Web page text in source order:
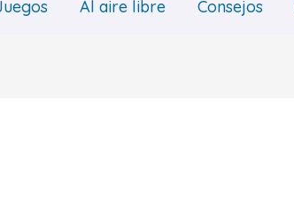
Al aire libre Consejos